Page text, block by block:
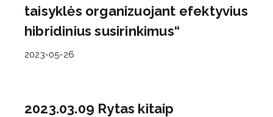
taisyklės organizuojant efektyvius
hibridinius susirinkimus“
2023-05-26
2023.03.09 Rytas kitaip